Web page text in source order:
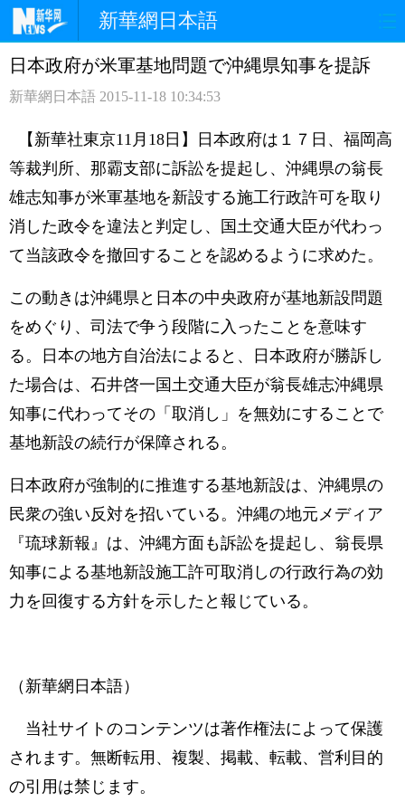
新華網日本語
ホームページ 政治 経済
観光 評論 写真
中日対訳
日本政府が米軍基地問題で沖縄県知事を提訴
新華網日本語 2015-11-18 10:34:53
【新華社東京11月18日】日本政府は１７日、福岡高
等裁判所、那霸支部に訴訟を提起し、沖縄県の翁長
雄志知事が米軍基地を新設する施工行政許可を取り
消した政令を違法と判定し、国土交通大臣が代わっ
て当該政令を撤回することを認めるように求めた。
この動きは沖縄県と日本の中央政府が基地新設問題
をめぐり、司法で争う段階に入ったことを意味す
る。日本の地方自治法によると、日本政府が勝訴し
た場合は、石井啓一国土交通大臣が翁長雄志沖縄県
知事に代わってその「取消し」を無効にすることで
基地新設の続行が保障される。
日本政府が強制的に推進する基地新設は、沖縄県の
民衆の強い反対を招いている。沖縄の地元メディア
『琉球新報』は、沖縄方面も訴訟を提起し、翁長県
知事による基地新設施工許可取消しの行政行為の効
力を回復する方針を示したと報じている。
（新華網日本語）
当社サイトのコンテンツは著作権法によって保護
されます。無断転用、複製、掲載、転載、営利目的
の引用は禁じます。